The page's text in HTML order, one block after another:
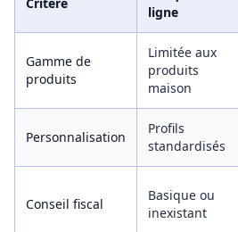
ligne
Gamme de
produits
Limitée aux
produits
maison
Personnalisation
Profils
standardisés
Conseil fiscal
Basique ou
inexistant